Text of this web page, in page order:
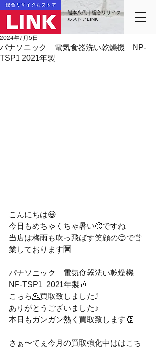
熊本八代｜総合リサイク
ルストアLINK
パナソニック 電気食器洗い乾燥機 NP-
TSP1 2021年製
2024年7月5日
こんにちは😃
今日もめちゃくちゃ暑い🥵ですね
当店は梅雨も吹っ飛ばす笑顔の😊で営
業しております🈺
パナソニック　電気食器洗い乾燥機
NP-TSP1  2021年製🎶
こちら💁買取致しました⤴️
ありがとうございました♪
本日もガンガン熱く買取致します👏
さぁ〜てぇ今月の買取強化中ははこち